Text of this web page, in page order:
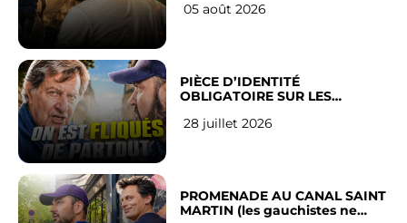
05 août 2026
PIÈCE D’IDENTITÉ
OBLIGATOIRE SUR LES
Français
28 juillet 2026
PROMENADE AU CANAL SAINT
MARTIN (les gauchistes ne